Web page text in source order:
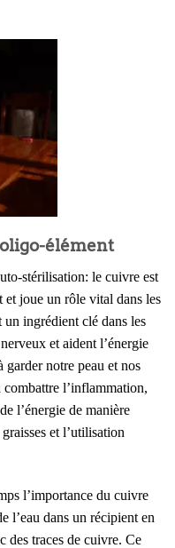
élément
stérilisation: le cuivre est
joue un rôle vital dans les
un ingrédient clé dans les
et aident l’énergie
notre peau et nos
l’inflammation,
l’énergie de manière
et l’utilisation
l’importance du cuivre
l’eau dans un récipient en
des traces de cuivre. Ce